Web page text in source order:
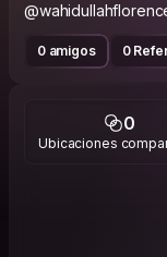
0 amigos 0
0
Ubicaciones